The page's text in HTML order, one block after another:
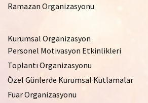
Ramazan Organizasyonu
Kurumsal Organizasyon
Personel Motivasyon Etkinlikleri
Toplantı Organizasyonu
Özel Günlerde Kurumsal Kutlamalar
Fuar Organizasyonu